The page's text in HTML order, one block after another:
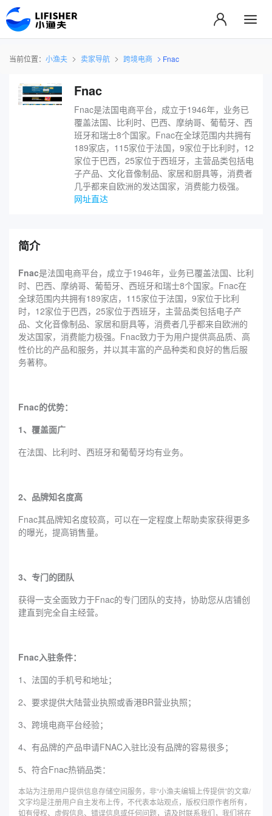
当前位置： 小渔夫 卖家导航 跨境电商 Fnac
Fnac
Fnac是法国电商平台，成立于1946年，业务已
覆盖法国、比利时、巴西、摩纳哥、葡萄牙、西
班牙和瑞士8个国家。Fnac在全球范围内共拥有
189家店，115家位于法国，9家位于比利时，12
家位于巴西，25家位于西班牙，主营品类包括电
子产品、文化音像制品、家居和厨具等，消费者
几乎都来自欧洲的发达国家，消费能力极强。
网址直达
简介
Fnac是法国电商平台，成立于1946年，业务已覆盖法国、比利
时、巴西、摩纳哥、葡萄牙、西班牙和瑞士8个国家。Fnac在
全球范围内共拥有189家店，115家位于法国，9家位于比利
时，12家位于巴西，25家位于西班牙，主营品类包括电子产
品、文化音像制品、家居和厨具等，消费者几乎都来自欧洲的
发达国家，消费能力极强。Fnac致力于为用户提供高品质、高
性价比的产品和服务，并以其丰富的产品种类和良好的售后服
务著称。
Fnac的优势：
1、覆盖面广
在法国、比利时、西班牙和葡萄牙均有业务。
2、品牌知名度高
Fnac其品牌知名度较高，可以在一定程度上帮助卖家获得更多
的曝光，提高销售量。
3、专门的团队
获得一支全面致力于Fnac的专门团队的支持，协助您从店铺创
建直到完全自主经营。
Fnac入驻条件：
1、法国的手机号和地址；
2、要求提供大陆营业执照或香港BR营业执照；
3、跨境电商平台经验；
4、有品牌的产品申请FNAC入驻比没有品牌的容易很多；
5、符合Fnac热销品类：
本站为注册用户提供信息存储空间服务，非“小渔夫编辑上传提供”的文章/
文字均是注册用户自主发布上传，不代表本站观点，版权归原作者所有，
如有侵权、虚假信息、错误信息或任何问题，请及时联系我们，我们将在